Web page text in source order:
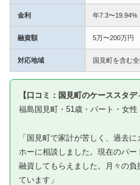
金利 年7.3〜19.94%
融資額 5万〜200万円
対応地域 国見町を含む
【口コミ：国見町のケーススタデ
福島国見町・51歳・パート・女性
「国見町で家計が苦しく、過去
ホーに相談しました。現在のパ
融資してもらえました。月々の
ています」